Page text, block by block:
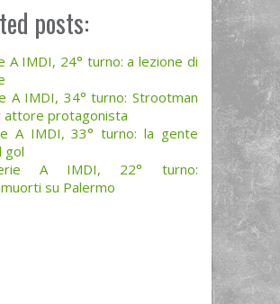
posts:
A IMDI, 24° turno: a lezione di
A IMDI, 34° turno: Strootman
attore protagonista
A IMDI, 33° turno: la gente
gol
A IMDI, 22° turno:
su Palermo